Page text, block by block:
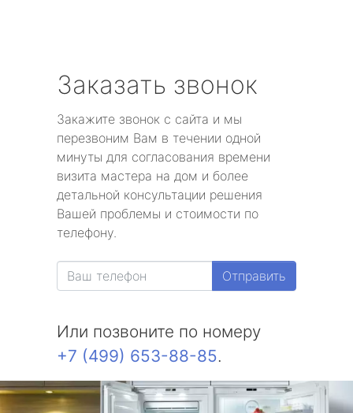
Заказать звонок
Закажите звонок с сайта и мы
перезвоним Вам в течении одной
минуты для согласования времени
визита мастера на дом и более
детальной консультации решения
Вашей проблемы и стоимости по
телефону.
Отправить
Или позвоните по номеру
+7 (499) 653-88-85.